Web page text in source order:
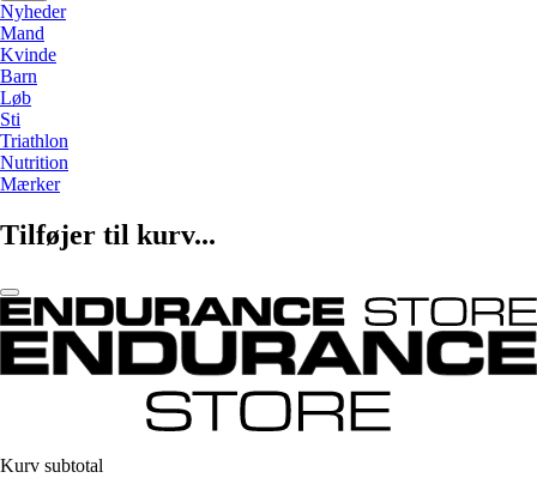
Nyheder
Mand
Kvinde
Barn
Løb
Sti
Triathlon
Nutrition
Mærker
Tilføjer til kurv...
Kurv subtotal